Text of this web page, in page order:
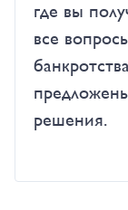
где вы
все
решения.